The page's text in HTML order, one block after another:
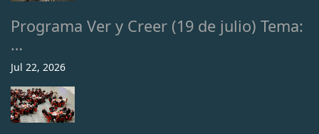
Programa Ver y Creer (19 de julio) Tema:
…
Jul 22, 2026